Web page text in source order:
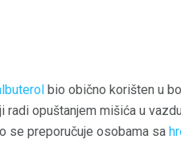
bio obično korišten u
radi opuštanjem mišića u
se preporučuje osobama sa